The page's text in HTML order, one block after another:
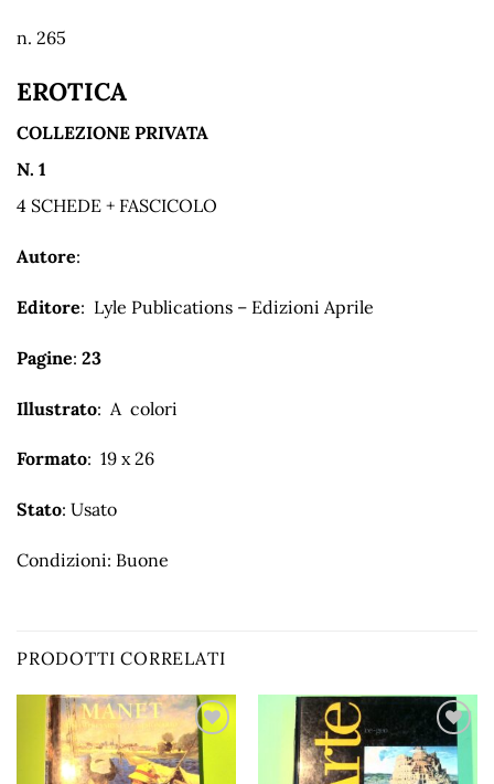
n. 265
EROTICA
COLLEZIONE PRIVATA
N. 1
4 SCHEDE + FASCICOLO
Autore:
Editore: Lyle Publications – Edizioni Aprile
Pagine: 23
Illustrato: A colori
Formato: 19 x 26
Stato: Usato
Condizioni: Buone
PRODOTTI CORRELATI
Aggiungi
alla lista
dei
Aggiungi
alla lista
dei